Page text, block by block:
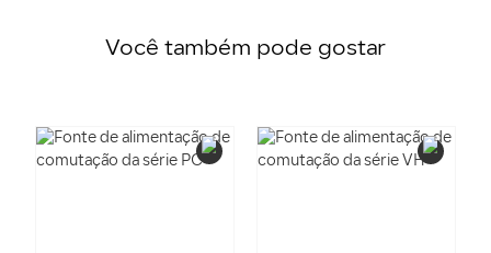
Você também pode gostar